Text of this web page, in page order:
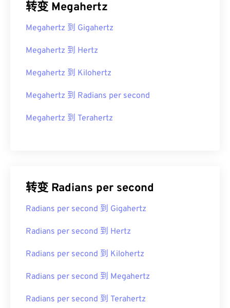
转变 Megahertz
Megahertz 到 Gigahertz
Megahertz 到 Hertz
Megahertz 到 Kilohertz
Megahertz 到 Radians per second
Megahertz 到 Terahertz
转变 Radians per second
Radians per second 到 Gigahertz
Radians per second 到 Hertz
Radians per second 到 Kilohertz
Radians per second 到 Megahertz
Radians per second 到 Terahertz